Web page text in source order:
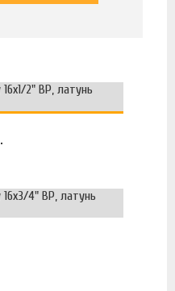
2" ВР, латунь
16x3/4" ВР, латунь